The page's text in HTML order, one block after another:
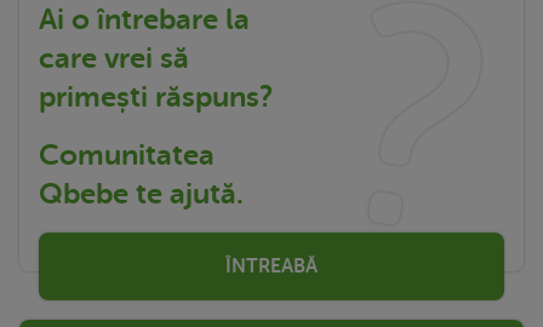
Ai o întrebare la
care vrei să
primești răspuns?
Comunitatea
Qbebe te ajută.
ÎNTREABĂ